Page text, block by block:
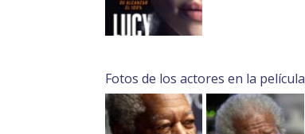
Fotos de los actores en la película